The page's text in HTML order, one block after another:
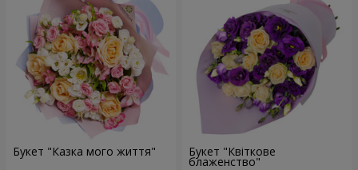
Букет "Казка мого життя" Букет "Квіткове
блаженство"